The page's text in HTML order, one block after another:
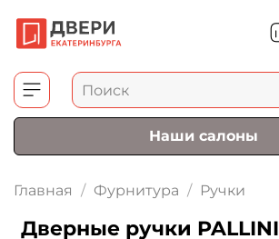
Наши салоны
Главная Фурнитура Ручки
Дверные ручки PALLINI